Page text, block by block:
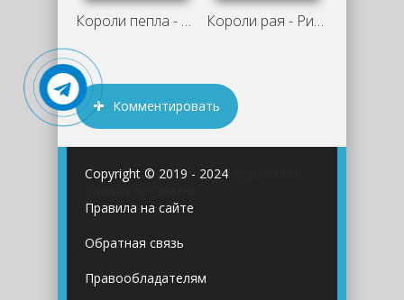
Короли пепла - Ричард Нелл Короли рая - Ричард Нелл
Комментировать
Copyright © 2019 - 2024
Правила на сайте
Обратная связь
Правообладателям